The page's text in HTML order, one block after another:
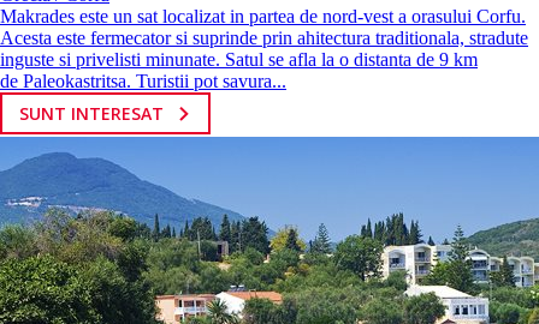
Makrades este un sat localizat in partea de nord-vest a orasului Corfu.
Acesta este fermecator si suprinde prin ahitectura traditionala, stradute
inguste si privelisti minunate. Satul se afla la o distanta de 9 km
de Paleokastritsa. Turistii pot savura...
SUNT INTERESAT